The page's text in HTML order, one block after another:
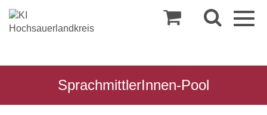
SprachmittlerInnen-Pool